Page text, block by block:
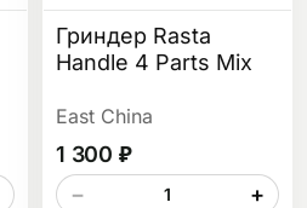
Гриндер Rasta
Handle 4 Parts Mix
East China
1 300 ₽
−
+